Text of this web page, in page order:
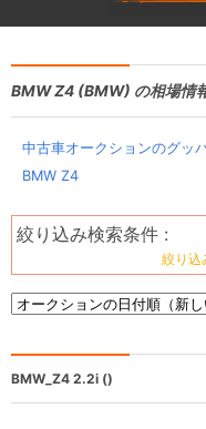
BMW Z4 (BMW) の相場情
中古車オークションのグッ
BMW Z4
絞り込み検索条件 :
絞り込
BMW_Z4 2.2i ()